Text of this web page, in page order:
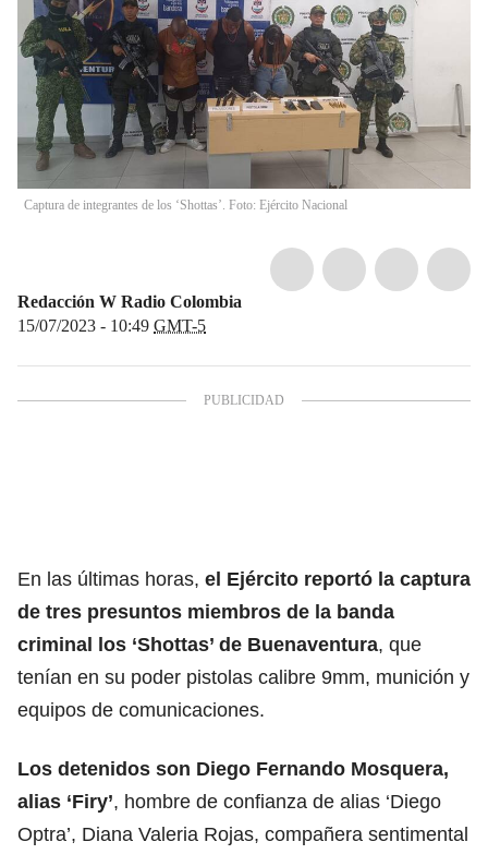
Captura de integrantes de los ‘Shottas’. Foto: Ejército Nacional
Redacción W Radio Colombia
15/07/2023 - 10:49 GMT-5
En las últimas horas, el Ejército reportó la captura
de tres presuntos miembros de la banda
criminal los ‘Shottas’ de Buenaventura, que
tenían en su poder pistolas calibre 9mm, munición y
equipos de comunicaciones.
Los detenidos son Diego Fernando Mosquera,
alias ‘Firy’, hombre de confianza de alias ‘Diego
Optra’, Diana Valeria Rojas, compañera sentimental